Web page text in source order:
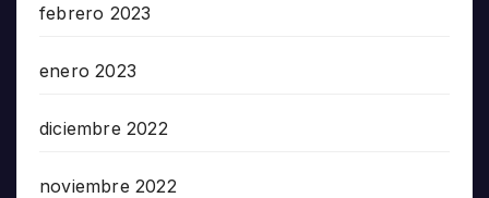
febrero 2023
enero 2023
diciembre 2022
noviembre 2022